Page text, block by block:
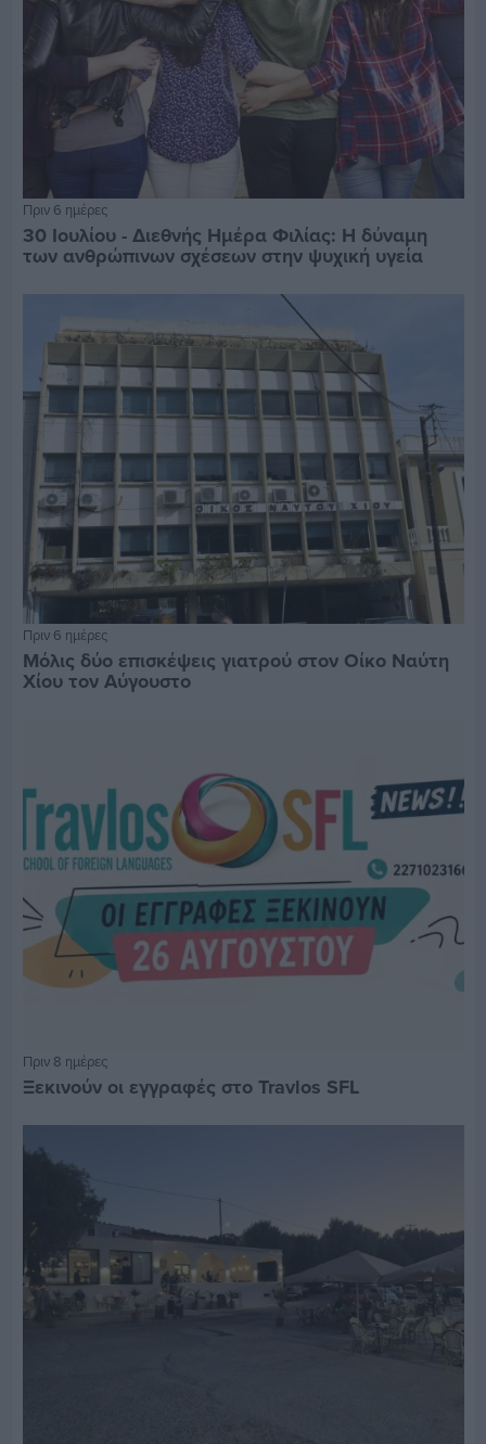
Πριν 6 ημέρες
30 Ιουλίου - Διεθνής Ημέρα Φιλίας: Η δύναμη
των ανθρώπινων σχέσεων στην ψυχική υγεία
Πριν 6 ημέρες
Μόλις δύο επισκέψεις γιατρού στον Οίκο Ναύτη
Χίου τον Αύγουστο
Πριν 8 ημέρες
Ξεκινούν οι εγγραφές στο Travlos SFL